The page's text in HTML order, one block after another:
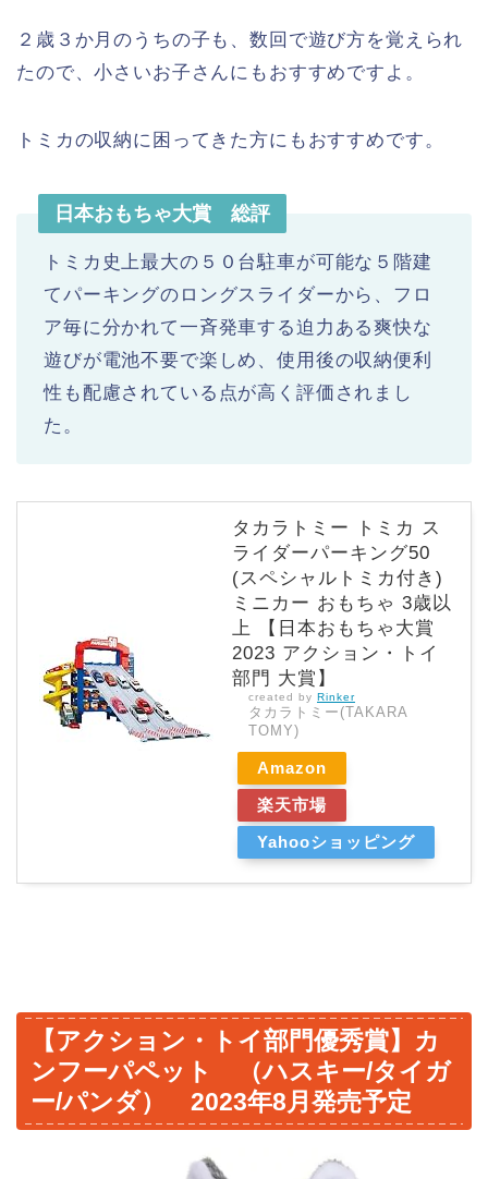
２歳３か月のうちの子も、数回で遊び方を覚えられ
たので、小さいお子さんにもおすすめですよ。
トミカの収納に困ってきた方にもおすすめです。
日本おもちゃ大賞 総評
トミカ史上最大の５０台駐車が可能な５階建
てパーキングのロングスライダーから、フロ
ア毎に分かれて一斉発車する迫力ある爽快な
遊びが電池不要で楽しめ、使用後の収納便利
性も配慮されている点が高く評価されまし
た。
タカラトミー トミカ ス
ライダーパーキング50
(スペシャルトミカ付き)
ミニカー おもちゃ 3歳以
上 【日本おもちゃ大賞
2023 アクション・トイ
部門 大賞】
created by Rinker
タカラトミー(TAKARA
TOMY)
Amazon
楽天市場
Yahooショッピング
【アクション・トイ部門優秀賞】カ
ンフーパペット （ハスキー/タイガ
ー/パンダ） 2023年8月発売予定